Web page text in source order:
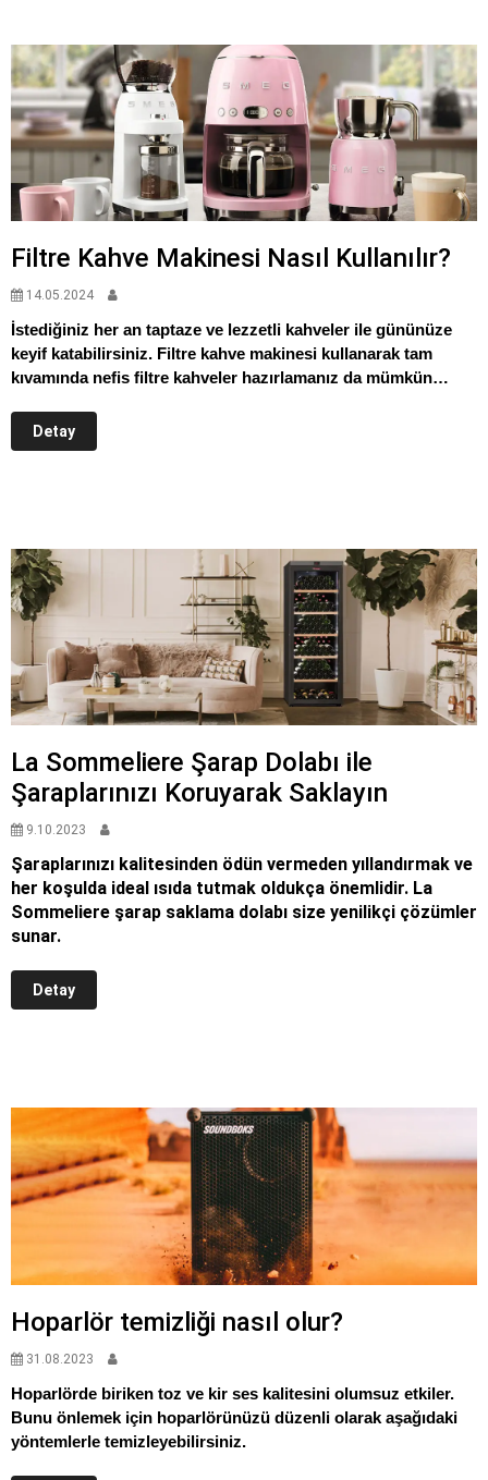
Filtre Kahve Makinesi Nasıl Kullanılır?
14.05.2024
İstediğiniz her an taptaze ve lezzetli kahveler ile gününüze
keyif katabilirsiniz. Filtre kahve makinesi kullanarak tam
kıvamında nefis filtre kahveler hazırlamanız da mümkün…
Detay
La Sommeliere Şarap Dolabı ile
Şaraplarınızı Koruyarak Saklayın
9.10.2023
Şaraplarınızı kalitesinden ödün vermeden yıllandırmak ve
her koşulda ideal ısıda tutmak oldukça önemlidir. La
Sommeliere şarap saklama dolabı size yenilikçi çözümler
sunar.
Detay
Hoparlör temizliği nasıl olur?
31.08.2023
Hoparlörde biriken toz ve kir ses kalitesini olumsuz etkiler.
Bunu önlemek için hoparlörünüzü düzenli olarak aşağıdaki
yöntemlerle temizleyebilirsiniz.